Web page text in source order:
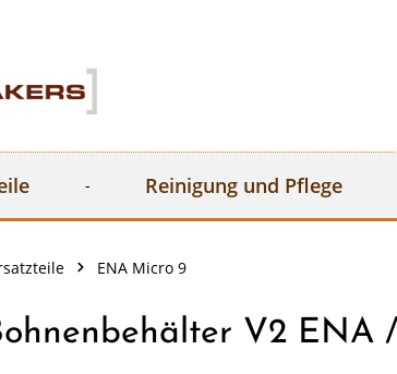
Reinigung und Pflege
ENA Micro 9
V2 ENA